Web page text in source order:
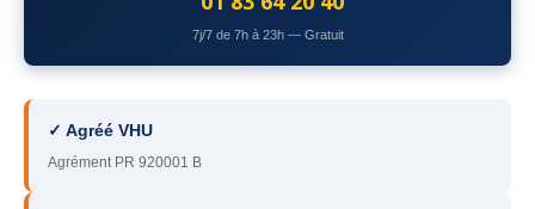
– Yvelines
92– Hauts-de-Seine
93 – Seine-Saint-Denis
94– Val-de-Marne
7j/7 de 7h à 23h — Gratuit
✓ Agréé VHU
Agrément PR 920001 B